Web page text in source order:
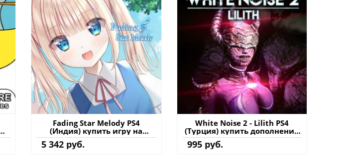
Fading Star Melody PS4
(Индия) купить игру на
аккаунт
5 342 руб.
White Noise 2 - Lilith PS4
(Турция) купить дополнение
на аккаунт
995 руб.